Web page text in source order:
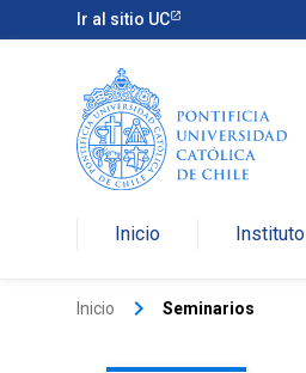
Ir al sitio UC
Inicio Instituto
Inicio keyboard_arrow_right Seminarios